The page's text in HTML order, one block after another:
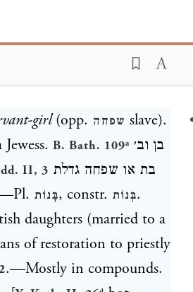
girl(opp. שפחה slave).
B. Bath. 109ᵃ בן וב׳
II, 3 בת או שפחה גדלת
בָּנוֹת, constr. בְּנוֹת.
of restoration to priestly
.—Mostly in compounds.